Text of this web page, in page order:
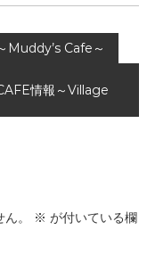
Muddy’s Cafe～
情報～Village
。 ※ が付いている欄